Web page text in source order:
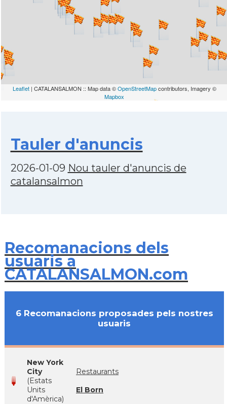
Leaflet| CATALANSALMON :: Map data ©OpenStreetMapcontributors, Imagery ©
Mapbox
Tauler d'anuncis
2026-01-09 Nou tauler d'anuncis de
catalansalmon
Recomanacions dels
usuaris a
CATALANSALMON.com
6 Recomanacions proposades pels nostres
usuaris
New York
City
(Estats
Units
d'Amèrica)
Restaurants
El Born